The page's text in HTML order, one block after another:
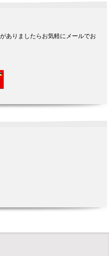
ありましたらお気軽にメールでお